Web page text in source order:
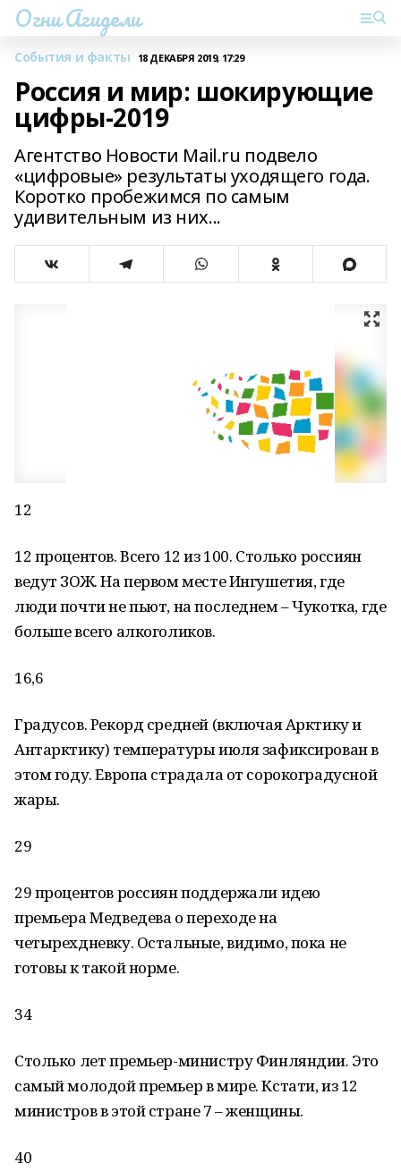
Огни Агидели
События и факты 18 ДЕКАБРЯ 2019, 17:29
Россия и мир: шокирующие
цифры-2019
Агентство Новости Mail.ru подвело
«цифровые» результаты уходящего года.
Коротко пробежимся по самым
удивительным из них...
12
12 процентов. Всего 12 из 100. Столько россиян
ведут ЗОЖ. На первом месте Ингушетия, где
люди почти не пьют, на последнем – Чукотка, где
больше всего алкоголиков.
16,6
Градусов. Рекорд средней (включая Арктику и
Антарктику) температуры июля зафиксирован в
этом году. Европа страдала от сорокоградусной
жары.
29
29 процентов россиян поддержали идею
премьера Медведева о переходе на
четырехдневку. Остальные, видимо, пока не
готовы к такой норме.
34
Столько лет премьер-министру Финляндии. Это
самый молодой премьер в мире. Кстати, из 12
министров в этой стране 7 – женщины.
40